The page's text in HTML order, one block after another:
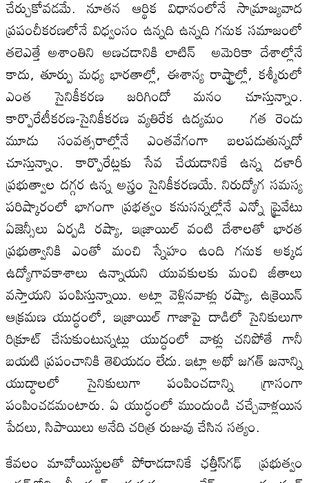
చేర్చుకోవడమే. నూతన ఆర్థిక విధానంలోనే సామ్రాజ్యవాద
ప్రపంచీకరణలోనే విధ్వంసం ఉన్నది ఉన్నది గనుక సమాజంలో
తలెఎత్తే అశాంతిని అణచడానికి లాటిన్‌ అమెరికా దేశాల్లోనే
కాదు, తూర్పు మధ్య భారతాల్లో, ఈశాన్య రాష్ట్రాల్లో, కశ్మీరులో
ఎంత సైనికీకరణ జరిగిందో మనం చూస్తున్నాం.
కార్పొరేటీకరణ-సైనికీకరణ వ్యతిరేక ఉద్యమం గత రెండు
మూడు సంవత్సరాల్లోనే ఎంతవేగంగా బలపడుతున్నదో
చూస్తున్నాం. కార్పొరేట్లకు సేవ చేయడానికే ఉన్న దళారీ
ప్రభుత్వాల దగ్గర ఉన్న అస్త్రం సైనికీకరణయే. నిరుద్యోగ సమస్య
పరిష్కారంలో భాగంగా ప్రభత్వం కనుసన్నల్లోనే ఎన్నో ప్రైవేటు
ఏజెన్సీలు ఏర్పడి రష్యా, ఇజ్రాయిల్‌ వంటి దేశాలతో భారత
ప్రభుత్వానికి ఎంతో మంచి స్నేహం ఉంది గనుక అక్కడ
ఉద్యోగావకాశాలు ఉన్నాయని యువకులకు మంచి జీతాలు
వస్తాయని పంపిస్తున్నాయి. అట్లా వెళ్లినవాళ్లు రష్యా, ఉక్రెయిన్‌
ఆక్రమణ యుద్ధంలో, ఇజ్రాయిల్‌ గాజాపై దాడిలో సైనికులుగా
రిక్రూట్‌ చేసుకుంటున్నట్లు యుద్ధంలో వాళ్లు చనిపోతే గానీ
బయటి ప్రపంచానికి తెలియడం లేదు. ఇట్లా అథో జగత్‌ జనాన్ని
యుద్ధాలలో సైనికులుగా పంపించడాన్ని గ్రాసంగా
పంపించడమంటారు. ఏ యుద్ధంలో ముందుండి చచ్చేవాళ్లయిన
పేదలు, సిపాయిలు అనేది చరిత్ర రుజువు చేసిన సత్యం.
కేవలం మావోయిస్టులతో పోరాడడానికే ఛత్తీస్‌గఢ్‌ ప్రభుత్వం